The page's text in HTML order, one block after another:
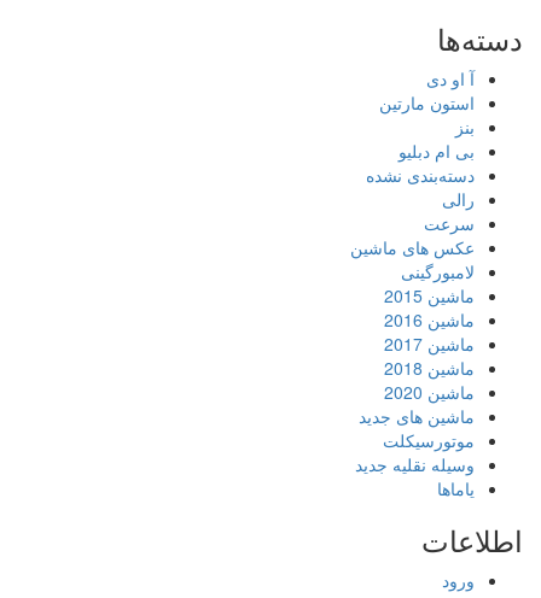
دسته‌ها
آ او دی
استون مارتین
بنز
بی ام دبلیو
دسته‌بندی نشده
رالی
سرعت
عکس های ماشین
لامبورگینی
ماشین 2015
ماشین 2016
ماشین 2017
ماشین 2018
ماشین 2020
ماشین های جدید
موتورسیکلت
وسیله نقلیه جدید
یاماها
اطلاعات
ورود